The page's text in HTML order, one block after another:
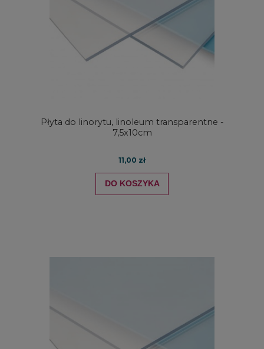
Płyta do linorytu, linoleum transparentne -
7,5x10cm
11,00 zł
DO KOSZYKA